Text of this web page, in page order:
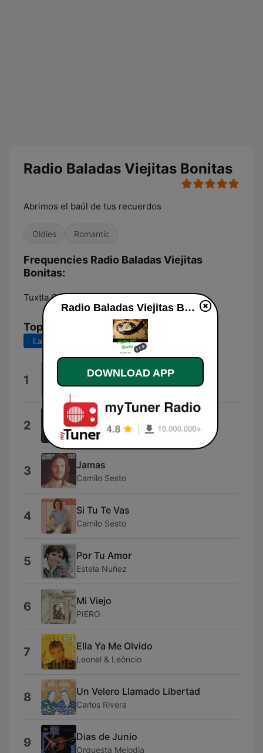
Radio Baladas Viejitas Bonitas
Abrimos el baúl de tus recuerdos
Oldies Romantic
Frequencies Radio Baladas Viejitas
Bonitas:
Tuxtla Gutiérrez: Online
Top Songs
Last 7 days Last 30 days
1 Mi Buen Amor
Camilo Sesto
2 El Amor de Mi Vida
Camilo Sesto
3 Jamas
Camilo Sesto
4 Si Tu Te Vas
Camilo Sesto
5 Por Tu Amor
Estela Nuñez
6 Mi Viejo
PIERO
7 Ella Ya Me Olvido
Leonel & Leôncio
8 Un Velero Llamado Libertad
Carlos Rivera
9 Dias de Junio
Orquesta Melodia
Radio Baladas Viejitas Bonitas live
DOWNLOAD APP